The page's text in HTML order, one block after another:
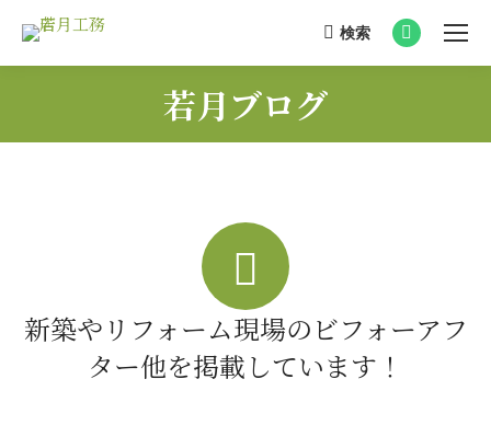
Search:
検索
Facebook
page
若月ブログ
You are here:
新築やリフォーム現場のビフォーアフ
ター他を掲載しています！